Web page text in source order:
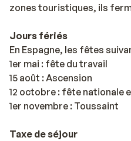
zones touristiques, ils
Jours fériés
En Espagne, les fêtes
1er mai : fête du travail
15 août : Ascension
12 octobre : fête nationale
1er novembre : Toussaint
Taxe de séjour